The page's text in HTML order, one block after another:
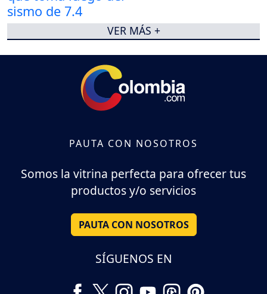
VER MÁS +
PAUTA CON NOSOTROS
Somos la vitrina perfecta para ofrecer tus
productos y/o servicios
PAUTA CON NOSOTROS
SÍGUENOS EN